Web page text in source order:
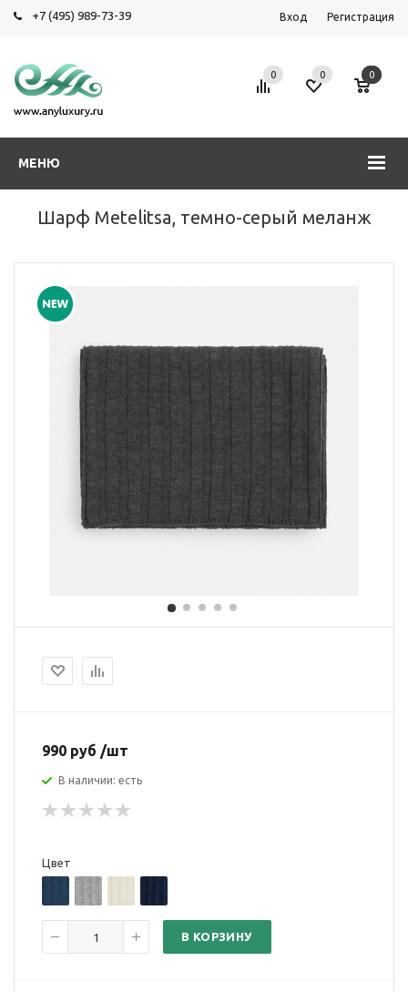
+7 (495) 989-73-39 Вход Регистрация
МЕНЮ
0 0 0
Шарф Metelitsa, темно-серый меланж
990 руб /шт
В наличии: есть
Цвет
В КОРЗИНУ